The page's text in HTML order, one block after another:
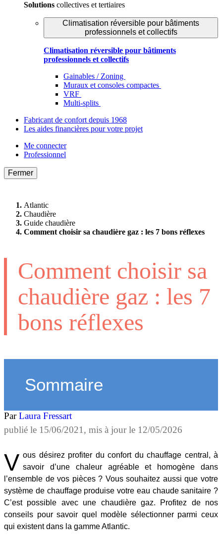
Solutions collectives et tertiaires
Climatisation réversible pour bâtiments
professionnels et collectifs
Climatisation réversible pour bâtiments
professionnels et collectifs
Gainables / Zoning
Muraux et consoles compactes
VRF
Multi-splits
Fabricant de confort depuis 1968
Les aides financières pour votre projet
Me connecter
Professionnel
Fermer
Atlantic
Chaudière
Guide chaudière
Comment choisir sa chaudière gaz : les 7 bons réflexes
Comment choisir sa
chaudière gaz : les 7
bons réflexes
Sommaire
ParLaura Fressart
publié le 15/06/2021 , mis à jour le 12/05/2026
V ous désirez profiter du confort du chauffage central, à
savoir d’une chaleur agréable et homogène dans
l’ensemble de vos pièces ? Vous souhaitez aussi que votre
système de chauffage produise votre eau chaude sanitaire ?
C’est possible avec une chaudière gaz. Profitez de nos
conseils pour savoir quel modèle sélectionner parmi ceux
qui existent dans la gamme Atlantic.